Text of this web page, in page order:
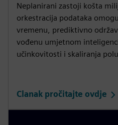
Neplanirani zastoji košta
orkestracija podataka
vremenu, prediktivno
vođenu umjetnom
učinkovitosti i skaliranja
Članak pročitajte ovdje